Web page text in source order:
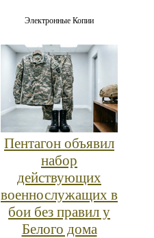
Электронные Копии
Пентагон объявил
набор
действующих
военнослужащих в
бои без правил у
Белого дома